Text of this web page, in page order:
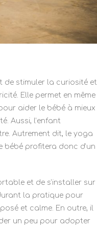
de stimuler la curiosité et
Elle permet en même
aider le bébé à mieux
Aussi, l’enfant
Autrement dit, le yoga
bébé profitera donc d’un
et de s’installer sur
la pratique pour
et calme. En outre, il
un peu pour adopter